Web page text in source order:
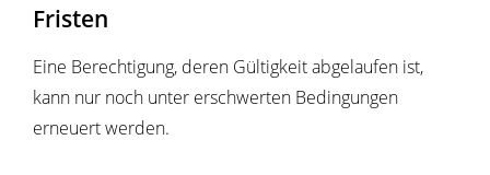
Fristen
Eine Berechtigung, deren Gültigkeit abgelaufen ist,
kann nur noch unter erschwerten Bedingungen
erneuert werden.